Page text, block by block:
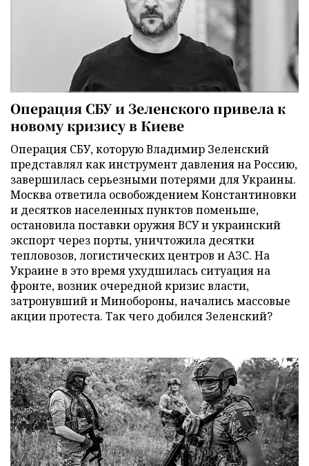
Операция СБУ и Зеленского привела к
новому кризису в Киеве
Операция СБУ, которую Владимир Зеленский
представлял как инструмент давления на Россию,
завершилась серьезными потерями для Украины.
Москва ответила освобождением Константиновки
и десятков населенных пунктов поменьше,
остановила поставки оружия ВСУ и украинский
экспорт через порты, уничтожила десятки
тепловозов, логистических центров и АЗС. На
Украине в это время ухудшилась ситуация на
фронте, возник очередной кризис власти,
затронувший и Минобороны, начались массовые
акции протеста. Так чего добился Зеленский?